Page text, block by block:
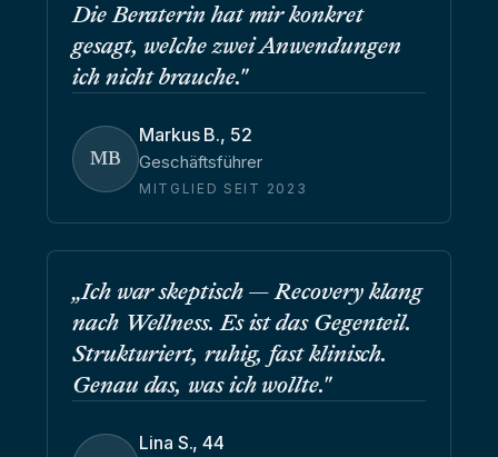
Die Beraterin hat mir konkret
gesagt, welche zwei Anwendungen
ich nicht brauche."
MB
Markus B., 52
Geschäftsführer
MITGLIED SEIT 2023
„Ich war skeptisch — Recovery klang
nach Wellness. Es ist das Gegenteil.
Strukturiert, ruhig, fast klinisch.
Genau das, was ich wollte."
Lina S.,44